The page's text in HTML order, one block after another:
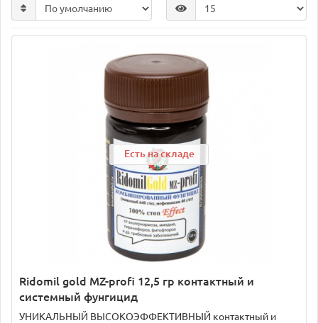
Есть на складе
Ridomil gold MZ-profi 12,5 гр контактный и
системный фунгицид
УНИКАЛЬНЫЙ ВЫСОКОЭФФЕКТИВНЫЙ контактный и